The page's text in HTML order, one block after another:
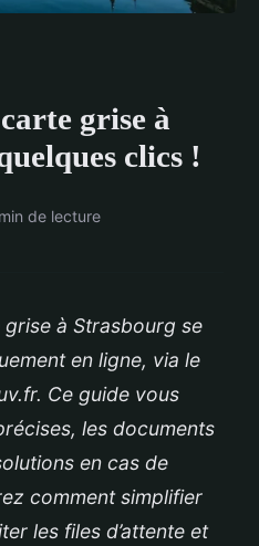
grise à
clics !
de lecture
à Strasbourg se
en ligne, via le
Ce guide vous
les documents
en cas de
comment simplifier
les files d’attente et